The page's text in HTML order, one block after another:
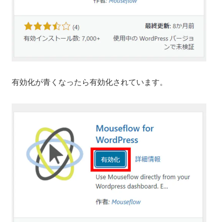
有効化が青くなったら有効化されています。